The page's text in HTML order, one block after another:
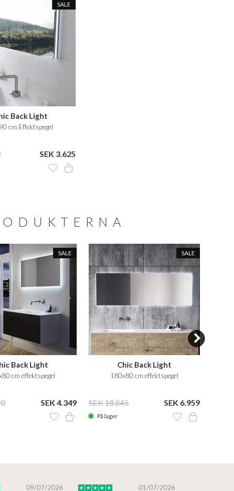
SALE
Back Light
cm Effektspegel
SEK 3.625
SALE
Back Light
cm effektspegel
SEK 4.349
SALE
Chic Back Light
180x80 cm effektspegel
SEK 18.845 SEK 6.959
På lager
09/07/2026 01/07/2026